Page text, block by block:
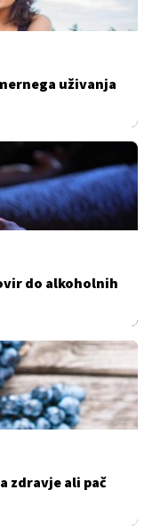
uživanja
do alkoholnih
zdravje ali pač